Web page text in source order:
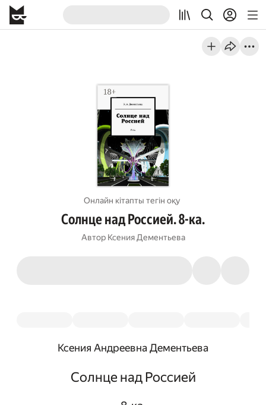
Онлайн кітапты тегін оқу
Солнце над Россией. 8-ка.
Автор Ксения Дементьева
Ксения Андреевна Дементьева
Солнце над Россией